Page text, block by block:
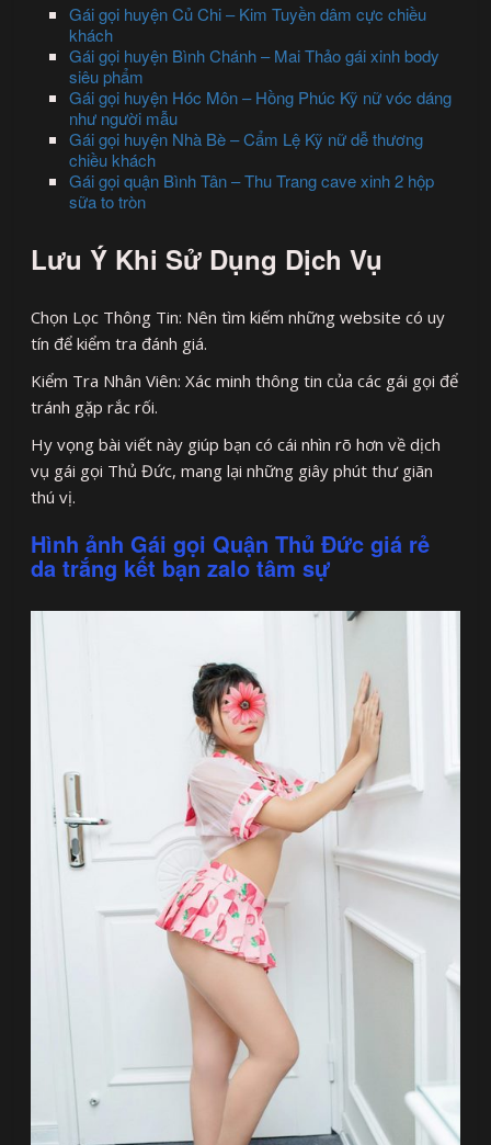
Gái gọi huyện Củ Chi – Kim Tuyền dâm cực chiều
khách
Gái gọi huyện Bình Chánh – Mai Thảo gái xinh body
siêu phẩm
Gái gọi huyện Hóc Môn – Hồng Phúc Kỹ nữ vóc dáng
như người mẫu
Gái gọi huyện Nhà Bè – Cẩm Lệ Kỹ nữ dễ thương
chiều khách
Gái gọi quận Bình Tân – Thu Trang cave xinh 2 hộp
sữa to tròn
Lưu Ý Khi Sử Dụng Dịch Vụ
Chọn Lọc Thông Tin: Nên tìm kiếm những website có uy
tín để kiểm tra đánh giá.
Kiểm Tra Nhân Viên: Xác minh thông tin của các gái gọi để
tránh gặp rắc rối.
Hy vọng bài viết này giúp bạn có cái nhìn rõ hơn về dịch
vụ gái gọi Thủ Đức, mang lại những giây phút thư giãn
thú vị.
Hình ảnh Gái gọi Quận Thủ Đức giá rẻ
da trắng kết bạn zalo tâm sự